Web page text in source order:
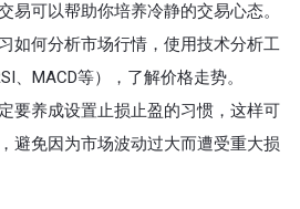
易可以帮助你培养冷静的交易心态。
习如何分析市场行情，使用技术分析工
、MACD等），了解价格走势。
定要养成设置止损止盈的习惯，这样可
避免因为市场波动过大而遭受重大损